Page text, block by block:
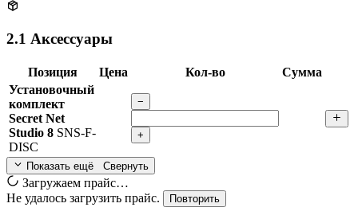
2.1 Аксессуары
Позиция Цена Кол-во
Сумма
Установочный
комплект
Secret Net
Studio 8 SNS-F-
DISC
−
+
Показать ещё Свернуть
Загружаем прайс…
Не удалось загрузить прайс.
Повторить